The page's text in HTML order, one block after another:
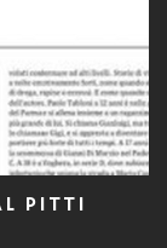
PITTI